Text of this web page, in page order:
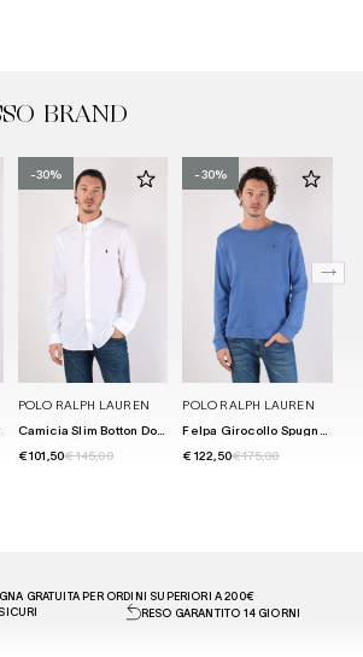
BRAND
-30%
POLO RALPH LAUREN
€ 101,50€ 145,00
-30%
POLO RALPH LAUREN
€ 122,50€ 175,00
GRATUITA PER ORDINI SUPERIORI A 200€
RESO GARANTITO 14 GIORNI